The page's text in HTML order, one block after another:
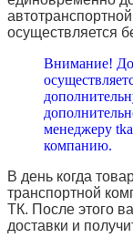
осуществляется
Внимание!
менеджеру
компанию.
В день когда
транспортной
ТК. После этого
доставки и